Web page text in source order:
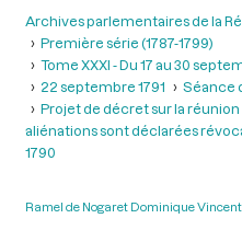
Archives parlementaires de la
Première série (1787-1799)
Tome XXXI - Du 17 au 30
22 septembre 1791
Séance
Projet de décret sur la
aliénations sont déclarées
1790
Ramel de Nogaret Dominique Vincent